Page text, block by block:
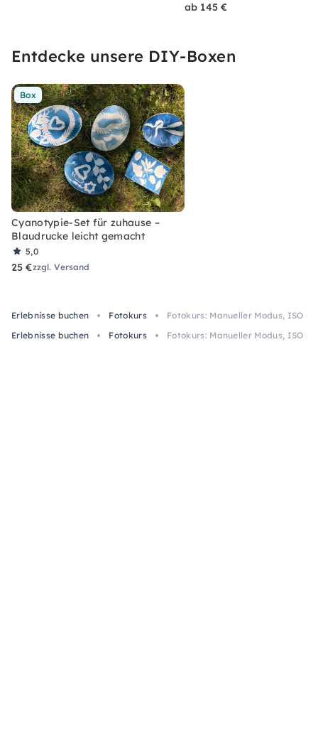
ab 145 €
Entdecke unsere DIY-Boxen
Box
Cyanotypie-Set für zuhause –
Blaudrucke leicht gemacht
5,0
25 €zzgl. Versand
Erlebnisse buchen Fotokurs
Fotokurs: Manueller Modus, ISO &
Erlebnisse buchen
Fotokurs Fotokurs: Manueller Modus, ISO &